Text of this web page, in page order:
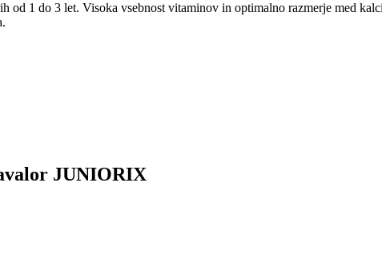
1 do 3 let. Visoka vsebnost vitaminov in optimalno razmerje med
JUNIORIX